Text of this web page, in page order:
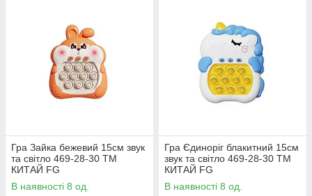
Гра Зайка бежевий 15см звук
та світло 469-28-30 ТМ
КИТАЙ FG
В наявності 8 од.
Гра Єдиноріг блакитний 15см
звук та світло 469-28-30 ТМ
КИТАЙ FG
В наявності 8 од.